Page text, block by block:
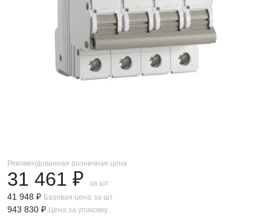
Рекомендованная розничная цена
31 461 ₽ за шт
41 948 ₽ Базовая цена за шт
943 830 ₽ Цена за упаковку